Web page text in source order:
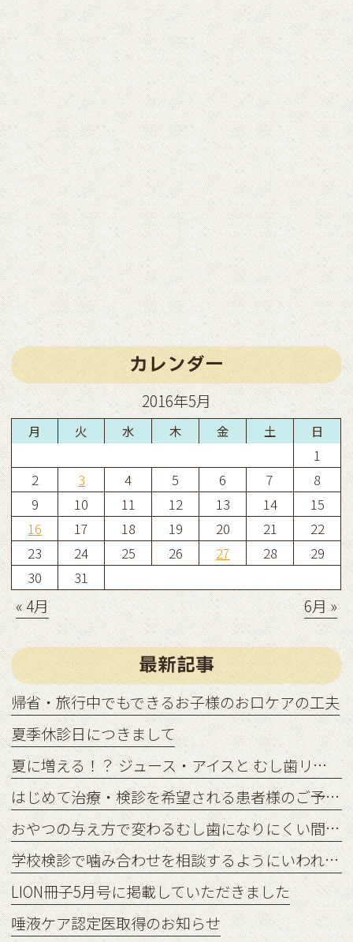
カレンダー
2016年5月
月 火 水 木 金 土 日
1
2
3 4 5 6 7
8
9
10 11 12 13 14
15
16
17 18 19 20 21
22
23
24 25 26 27 28
29
30
31
« 4月 6月 »
最新記事
帰省・旅行中でもできるお子様のお口ケアの工夫
夏季休診日につきまして
夏に増える！？ ジュース・アイスと むし歯リスクの関係
はじめて治療・検診を希望される患者様のご予約状況につきまして
おやつの与え方で変わるむし歯になりにくい間食習慣
学校検診で噛み合わせを相談するようにいわれたら？
LION冊子5月号に掲載していただきました
唾液ケア認定医取得のお知らせ